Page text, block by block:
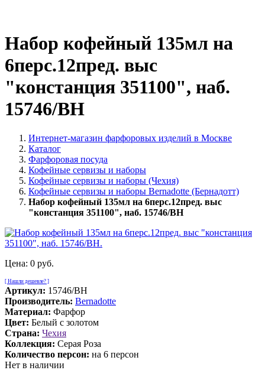
Набор кофейный 135мл на
6перс.12пред. выс
"констанция 351100", наб.
15746/BH
Интернет-магазин фарфоровых изделий в Москве
Каталог
Фарфоровая посуда
Кофейные сервизы и наборы
Кофейные сервизы и наборы (Чехия)
Кофейные сервизы и наборы Bernadotte (Бернадотт)
Набор кофейный 135мл на 6перс.12пред. выс
"констанция 351100", наб. 15746/BH
Цена: 0 руб.
[ Нашли дешевле? ]
Артикул: 15746/BH
Производитель: Bernadotte
Материал: Фарфор
Цвет: Белый с золотом
Страна: Чехия
Коллекция: Серая Роза
Количество персон: на 6 персон
Нет в наличии